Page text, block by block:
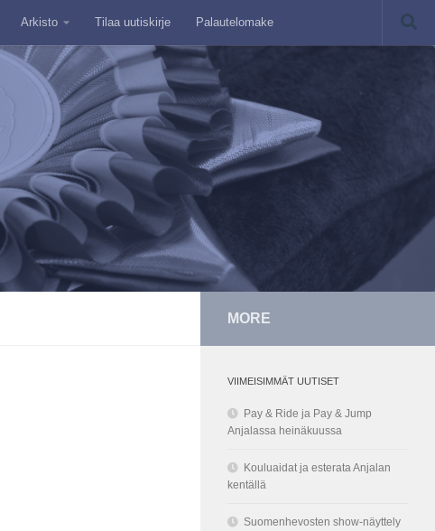
Arkisto Tilaa uutiskirje Palautelomake
MORE
VIIMEISIMMÄT UUTISET
Pay & Ride ja Pay & Jump
Anjalassa heinäkuussa
Kouluaidat ja esterata Anjalan
kentällä
Suomenhevosten show-näyttely